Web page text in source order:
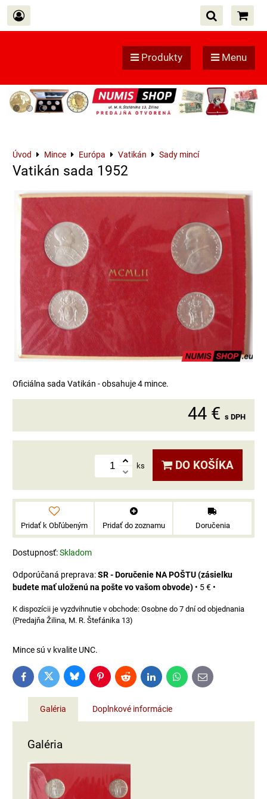
Produkty Menu
Úvod Mince Európa Vatikán Sady mincí
Vatikán sada 1952
Oficiálna sada Vatikán - obsahuje 4 mince.
44 € s DPH
ks DO KOŠÍKA
Pridať k Obľúbeným Pridať do zoznamu Doručenia
Dostupnosť:Skladom
SR - Doručenie NA POŠTU (zásielku
budete mať uloženú na pošte vo vašom obvode) • 5 € •
Osobne do 7 dní od objednania
(Predajňa Žilina, M. R. Štefánika 13)
Mince sú v kvalite UNC.
FacebookTwitter BlueskyPinterestReddit LinkedInWhatsApp
E-
mail
Galéria Doplnkové informácie
Galéria